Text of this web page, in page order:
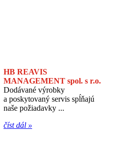
HB REAVIS
MANAGEMENT spol. s r.o.
Dodávané výrobky
a poskytovaný servis spĺňajú
naše požiadavky ...
číst dál »